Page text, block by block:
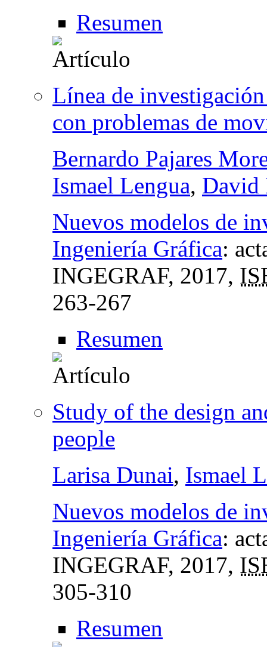
Resumen
Línea de investigación
con problemas de
Bernardo Pajares
Ismael Lengua, David
Nuevos modelos de
Ingeniería Gráfica:
INGEGRAF, 2017,
263-267
Resumen
Study of the design
people
Larisa Dunai, Ismael
Nuevos modelos de
Ingeniería Gráfica:
INGEGRAF, 2017,
305-310
Resumen